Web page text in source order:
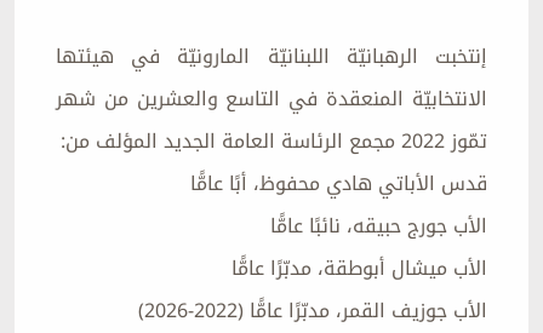
إنتخبت الرهبانيّة اللبنانيّة المارونيّة في هيئتها
الانتخابيّة المنعقدة في التاسع والعشرين من شهر
تمّوز 2022 مجمع الرئاسة العامة الجديد المؤلف من:
قدس الأباتي هادي محفوظ، أبًا عامًّا
الأب جورج حبيقه، نائبًا عامًّا
الأب ميشال أبوطقة، مدبّرًا عامًّا
الأب جوزيف القمر، مدبّرًا عامًّا (2022-2026)